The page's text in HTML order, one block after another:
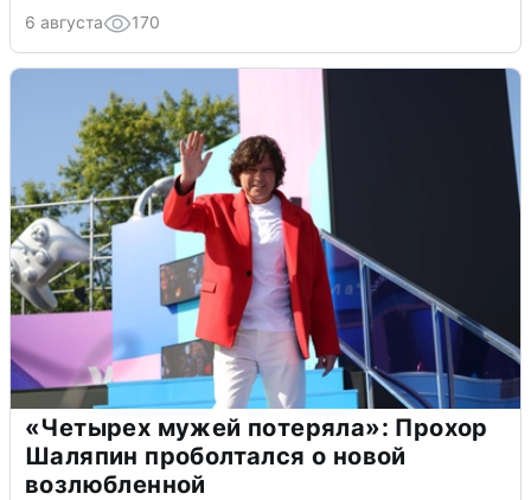
6 августа 170
«Четырех мужей потеряла»: Прохор
Шаляпин проболтался о новой
возлюбленной